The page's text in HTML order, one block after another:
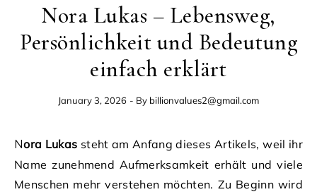
Nora Lukas – Lebensweg,
Persönlichkeit und Bedeutung
einfach erklärt
January 3, 2026 - By billionvalues2@gmail.com
Nora Lukas steht am Anfang dieses Artikels, weil ihr
Name zunehmend Aufmerksamkeit erhält und viele
Menschen mehr verstehen möchten. Zu Beginn wird